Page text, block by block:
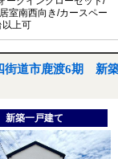
室南西向き/カースペー
以上可
街道市鹿渡6期 新
新築一戸建て